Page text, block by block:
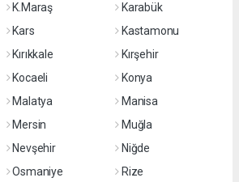
K.Maraş
Karabük
Kars
Kastamonu
Kırıkkale
Kırşehir
Kocaeli
Konya
Malatya
Manisa
Mersin
Muğla
Nevşehir
Niğde
Osmaniye Rize